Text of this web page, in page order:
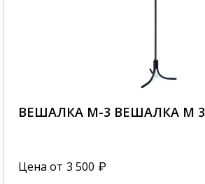
ВЕШАЛКА М-3 ВЕШАЛКА М 3
Цена от 3 500 ₽